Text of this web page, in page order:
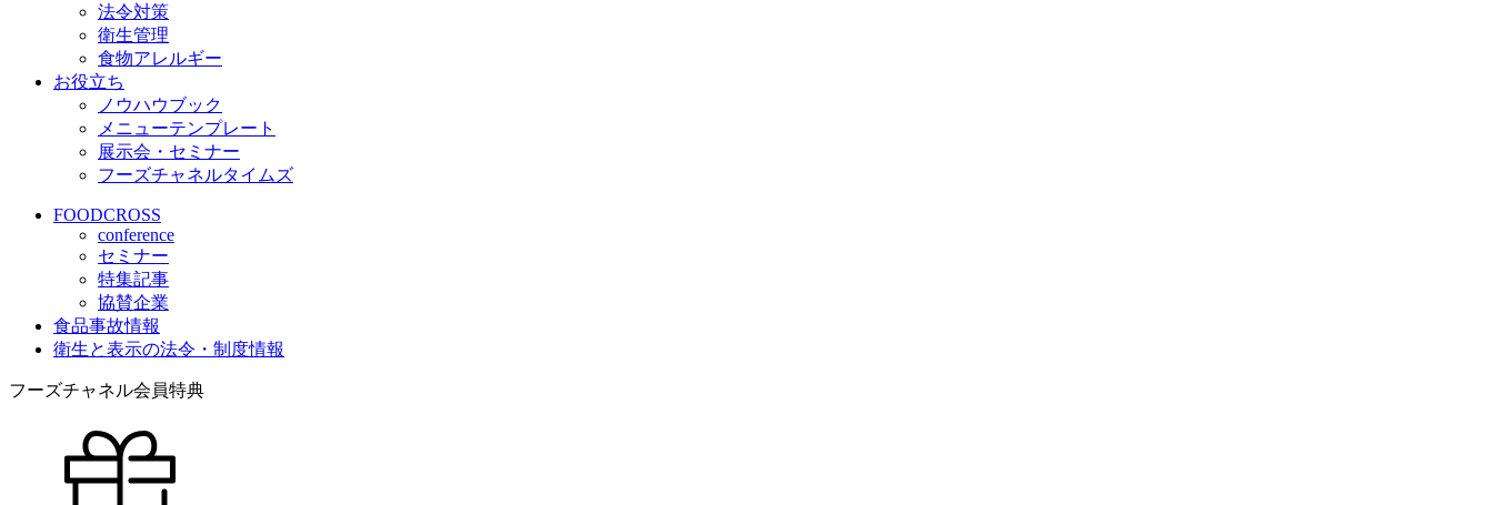
法令対策
衛生管理
食物アレルギー
お役立ち
ノウハウブック
メニューテンプレート
展示会・セミナー
フーズチャネルタイムズ
FOODCROSS
conference
セミナー
特集記事
協賛企業
食品事故情報
衛生と表示の法令・制度情報
フーズチャネル会員特典